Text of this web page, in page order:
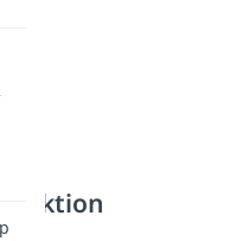
Funktion